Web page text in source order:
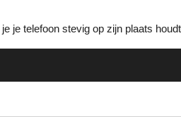
je telefoon stevig op zijn plaats